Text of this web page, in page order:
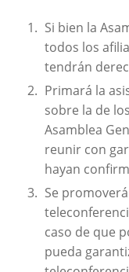
Si bien la
todos los
tendrán
Primará la
sobre la de
Asamblea
reunir con
hayan
Se
caso de que
pueda